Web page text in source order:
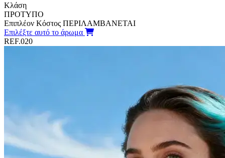
Κλάση
ΠΡΟΤΥΠΟ
Επιπλέον Κόστος ΠΕΡΙΛΑΜΒΑΝΕΤΑΙ
Επιλέξτε αυτό το άρωμα
REF.020